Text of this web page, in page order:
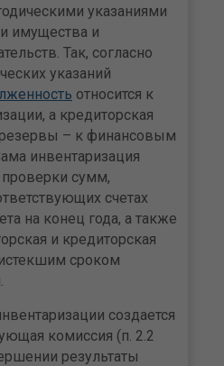
указаниями
имущества и
Так, согласно
указаний
относится к
а кредиторская
– к финансовым
инвентаризация
проверки сумм,
счетах
на конец года, а также
и кредиторская
сроком
создается
комиссия (п. 2.2
результаты